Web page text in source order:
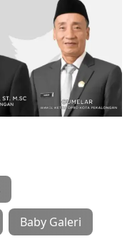
Baby Galeri